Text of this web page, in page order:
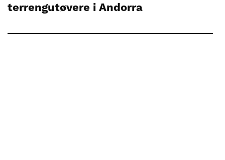
terrengutøvere i Andorra